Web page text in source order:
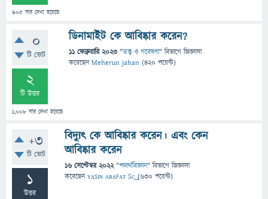
905 বার দেখা হয়েছে
0
টি ভোট
2
টি উত্তর
1,008 বার দেখা হয়েছে
ডিনামাইট কে আবিষ্কার করেন?
11 ফেব্রুয়ারি 2023 "তত্ত্ব ও গবেষণা" বিভাগে জিজ্ঞাসা
করেছেনMeherun jahan (420 পয়েন্ট)
+3
টি ভোট
1
উত্তর
বিদ্যুৎ কে আবিষ্কার করেন। এবং কেন
আবিষ্কার করেন
16 সেপ্টেম্বর 2022 "পদার্থবিজ্ঞান" বিভাগে জিজ্ঞাসা
করেছেনʏᴀꜱɪɴ ᴀʀᴀꜰᴀᴛ Sᴄ͢͢͢ (630 পয়েন্ট)